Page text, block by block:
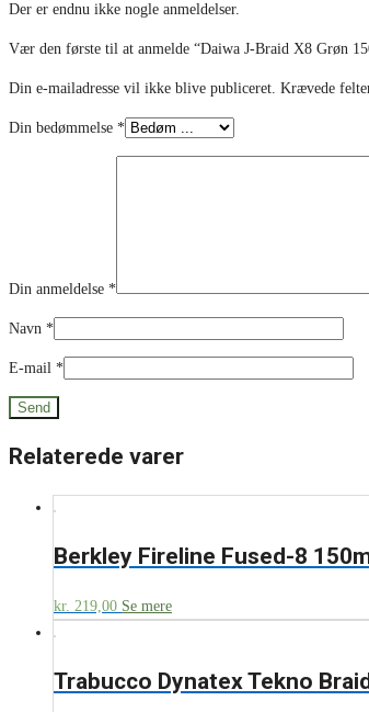
Der er endnu ikke nogle anmeldelser.
Vær den første til at anmelde “Daiwa J-Braid X8 Grøn
Din e-mailadresse vil ikke blive publiceret. Krævede
Din bedømmelse *
Din anmeldelse *
Navn *
E-mail *
Relaterede varer
Berkley Fireline Fused-8
kr. 219,00 Se mere
Trabucco Dynatex Tekno